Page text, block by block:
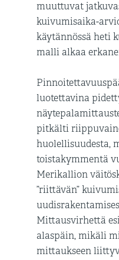
muuttuvat
kuivumisaika-
käytännössä heti
malli alkaa
luotettavina
pitkälti
huolellisuudesta,
toistakymmentä
Merikallion
”riittävän”
Mittausvirhettä
alaspäin, mikäli
mittaukseen